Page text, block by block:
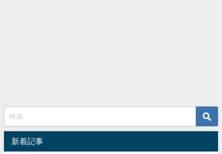
新着記事